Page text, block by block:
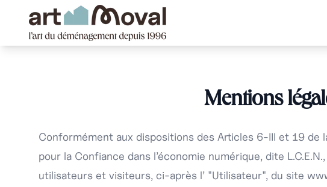
art Moval
Mentions
Conformément aux dispositions des Articles 6-III et 19
pour la Confiance dans l’économie numérique, dite
utilisateurs et visiteurs, ci-après l’ "Utilisateur", du site